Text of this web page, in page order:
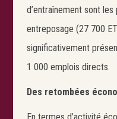
d’entraînement sont
entreposage (27 700
significativement
1 000 emplois directs.
Des retombées